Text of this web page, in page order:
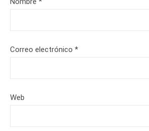
Correo electrónico *
Web